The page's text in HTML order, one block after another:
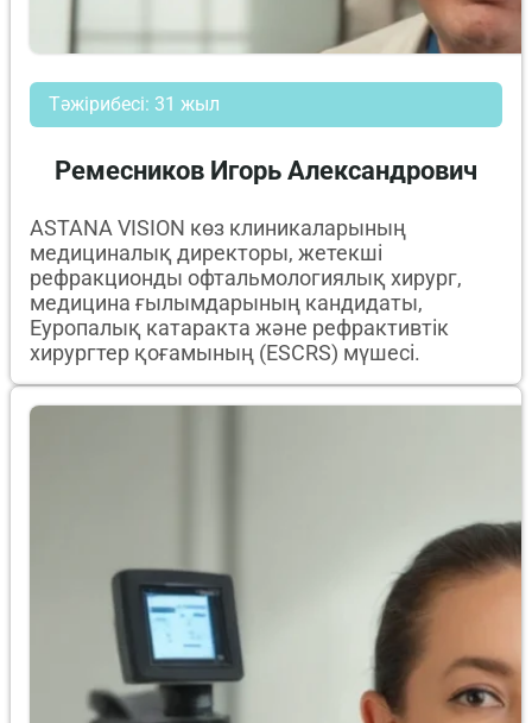
Тәжірибесі: 31 жыл
Ремесников Игорь Александрович
ASTANA VISION көз клиникаларының
медициналық директоры, жетекші
рефракционды офтальмологиялық хирург,
медицина ғылымдарының кандидаты,
Еуропалық катаракта және рефрактивтік
хирургтер қоғамының (ESCRS) мүшесі.